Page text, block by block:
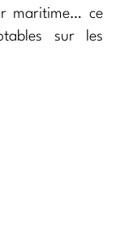
maritime… ce
sur les